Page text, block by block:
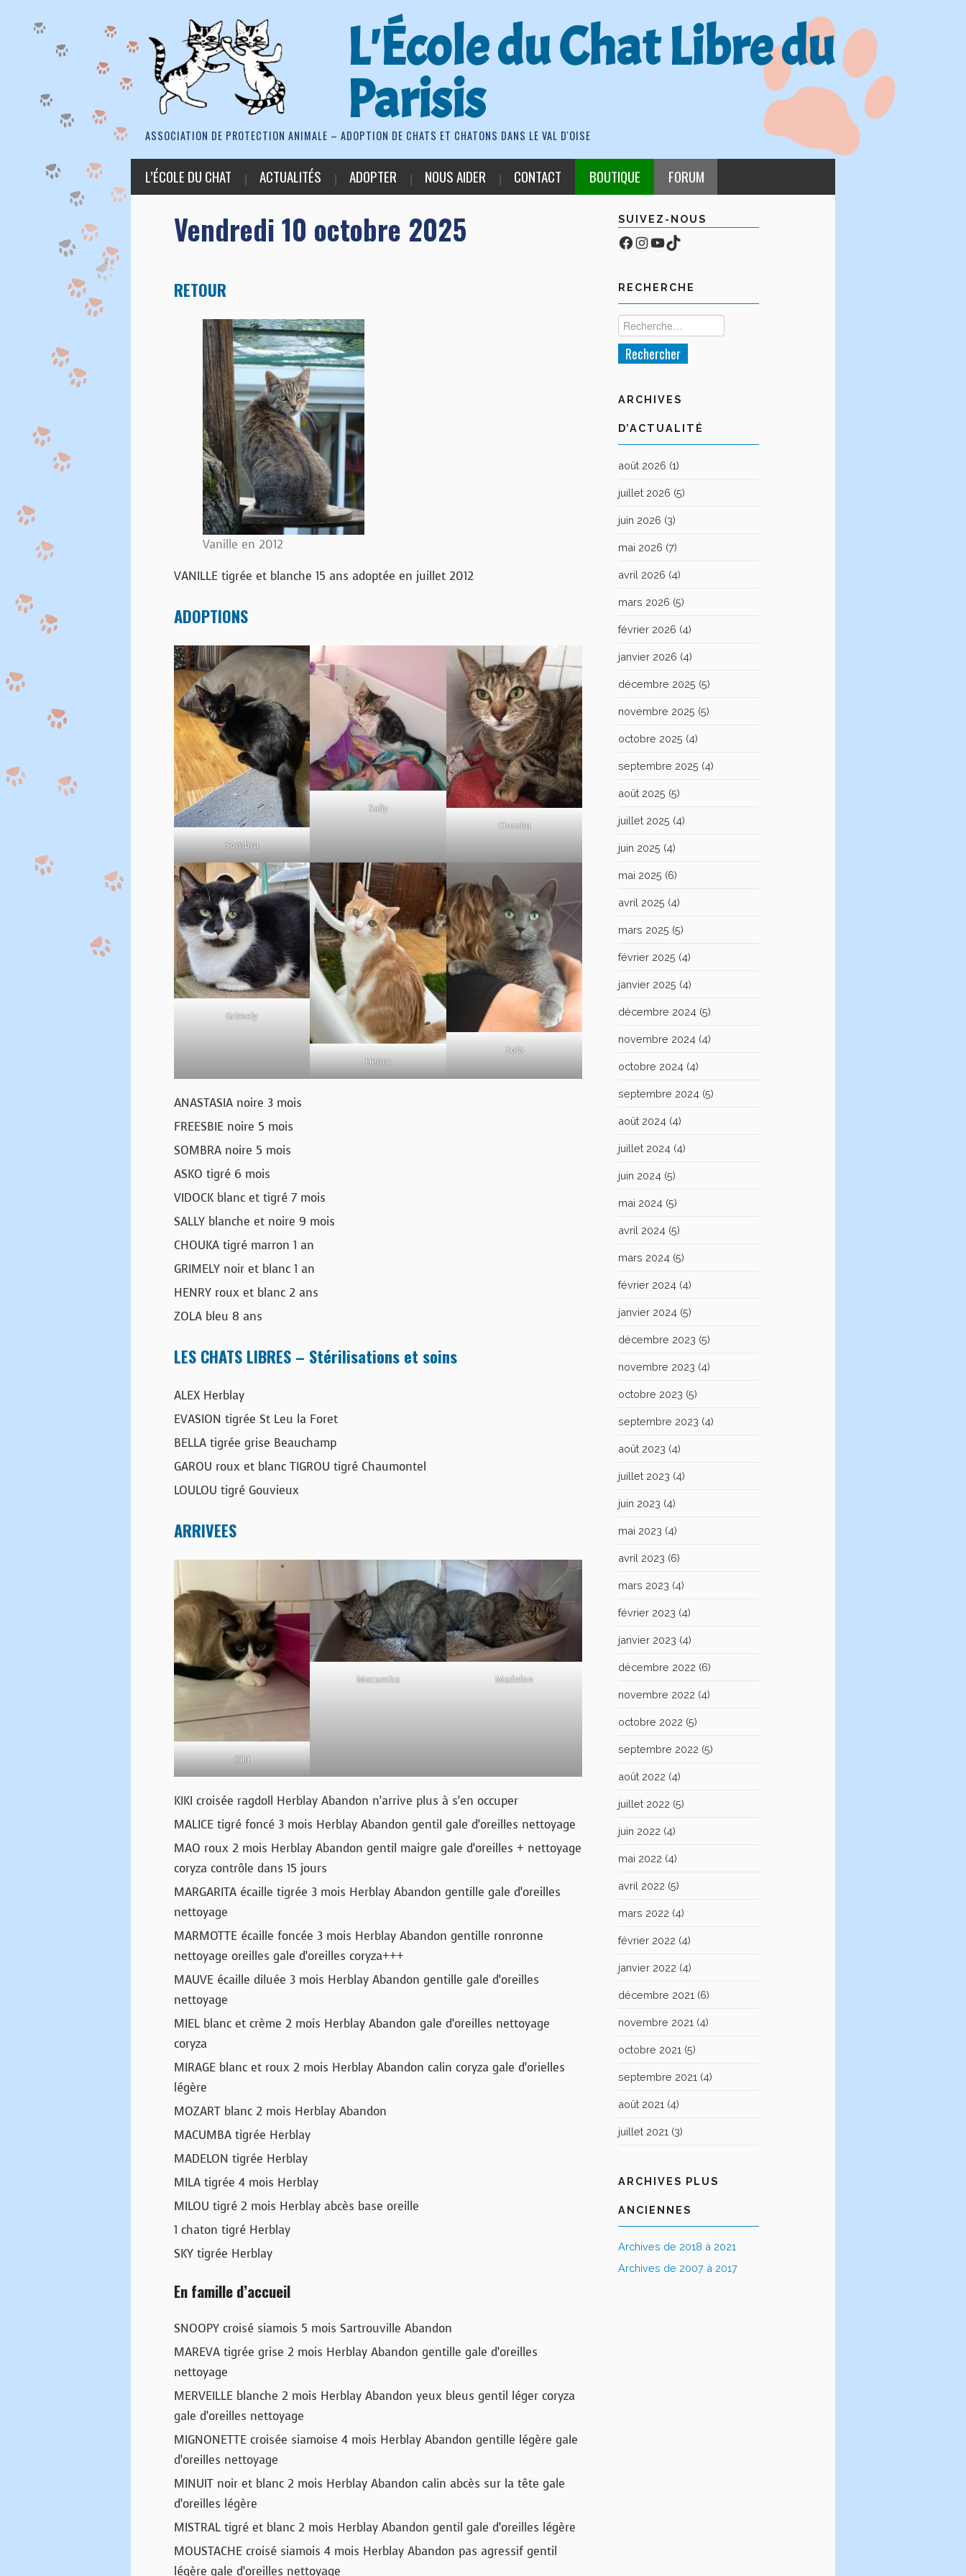
L'École du Chat Libre du
Parisis
ASSOCIATION DE PROTECTION ANIMALE – ADOPTION DE CHATS ET CHATONS DANS LE VAL D'OISE
L’ÉCOLE DU CHAT ACTUALITÉS ADOPTER NOUS AIDER CONTACT BOUTIQUE FORUM
Vendredi 10 octobre 2025
RETOUR
Vanille en 2012
VANILLE tigrée et blanche 15 ans adoptée en juillet 2012
ADOPTIONS
Sombra
Sally
Chouka
Grimely
Henry
Zola
ANASTASIA noire 3 mois
FREESBIE noire 5 mois
SOMBRA noire 5 mois
ASKO tigré 6 mois
VIDOCK blanc et tigré 7 mois
SALLY blanche et noire 9 mois
CHOUKA tigré marron 1 an
GRIMELY noir et blanc 1 an
HENRY roux et blanc 2 ans
ZOLA bleu 8 ans
LES CHATS LIBRES – Stérilisations et soins
ALEX Herblay
EVASION tigrée St Leu la Foret
BELLA tigrée grise Beauchamp
GAROU roux et blanc TIGROU tigré Chaumontel
LOULOU tigré Gouvieux
ARRIVEES
Kiki
Macumba Madelon
KIKI croisée ragdoll Herblay Abandon n’arrive plus à s’en occuper
MALICE tigré foncé 3 mois Herblay Abandon gentil gale d’oreilles nettoyage
MAO roux 2 mois Herblay Abandon gentil maigre gale d’oreilles + nettoyage
coryza contrôle dans 15 jours
MARGARITA écaille tigrée 3 mois Herblay Abandon gentille gale d’oreilles
nettoyage
MARMOTTE écaille foncée 3 mois Herblay Abandon gentille ronronne
nettoyage oreilles gale d’oreilles coryza+++
MAUVE écaille diluée 3 mois Herblay Abandon gentille gale d’oreilles
nettoyage
MIEL blanc et crème 2 mois Herblay Abandon gale d’oreilles nettoyage
coryza
MIRAGE blanc et roux 2 mois Herblay Abandon calin coryza gale d’orielles
légère
MOZART blanc 2 mois Herblay Abandon
MACUMBA tigrée Herblay
MADELON tigrée Herblay
MILA tigrée 4 mois Herblay
MILOU tigré 2 mois Herblay abcès base oreille
1 chaton tigré Herblay
SKY tigrée Herblay
En famille d’accueil
SNOOPY croisé siamois 5 mois Sartrouville Abandon
MAREVA tigrée grise 2 mois Herblay Abandon gentille gale d’oreilles
nettoyage
MERVEILLE blanche 2 mois Herblay Abandon yeux bleus gentil léger coryza
gale d’oreilles nettoyage
MIGNONETTE croisée siamoise 4 mois Herblay Abandon gentille légère gale
d’oreilles nettoyage
MINUIT noir et blanc 2 mois Herblay Abandon calin abcès sur la tête gale
d’oreilles légère
MISTRAL tigré et blanc 2 mois Herblay Abandon gentil gale d’oreilles légère
MOUSTACHE croisé siamois 4 mois Herblay Abandon pas agressif gentil
légère gale d’oreilles nettoyage
SUIVEZ-NOUS
Facebook
Compte Instagram
YouTube
TikTok
RECHERCHE
ARCHIVES
D’ACTUALITÉ
août 2026 (1)
juillet 2026 (5)
juin 2026 (3)
mai 2026 (7)
avril 2026 (4)
mars 2026 (5)
février 2026 (4)
janvier 2026 (4)
décembre 2025 (5)
novembre 2025 (5)
octobre 2025 (4)
septembre 2025 (4)
août 2025 (5)
juillet 2025 (4)
juin 2025 (4)
mai 2025 (6)
avril 2025 (4)
mars 2025 (5)
février 2025 (4)
janvier 2025 (4)
décembre 2024 (5)
novembre 2024 (4)
octobre 2024 (4)
septembre 2024 (5)
août 2024 (4)
juillet 2024 (4)
juin 2024 (5)
mai 2024 (5)
avril 2024 (5)
mars 2024 (5)
février 2024 (4)
janvier 2024 (5)
décembre 2023 (5)
novembre 2023 (4)
octobre 2023 (5)
septembre 2023 (4)
août 2023 (4)
juillet 2023 (4)
juin 2023 (4)
mai 2023 (4)
avril 2023 (6)
mars 2023 (4)
février 2023 (4)
janvier 2023 (4)
décembre 2022 (6)
novembre 2022 (4)
octobre 2022 (5)
septembre 2022 (5)
août 2022 (4)
juillet 2022 (5)
juin 2022 (4)
mai 2022 (4)
avril 2022 (5)
mars 2022 (4)
février 2022 (4)
janvier 2022 (4)
décembre 2021 (6)
novembre 2021 (4)
octobre 2021 (5)
septembre 2021 (4)
août 2021 (4)
juillet 2021 (3)
ARCHIVES PLUS
ANCIENNES
Archives de 2018 à 2021
Archives de 2007 à 2017